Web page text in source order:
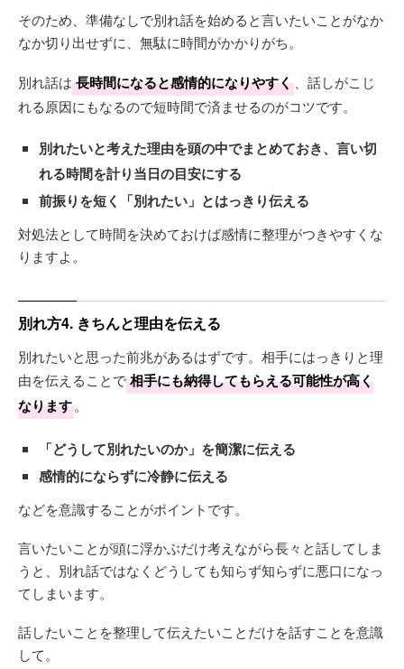
そのため、準備なしで別れ話を始めると言いたいことがなか
なか切り出せずに、無駄に時間がかかりがち。
別れ話は 長時間になると感情的になりやすく 、話しがこじ
れる原因にもなるので短時間で済ませるのがコツです。
別れたいと考えた理由を頭の中でまとめておき、言い切
れる時間を計り当日の目安にする
前振りを短く「別れたい」とはっきり伝える
対処法として時間を決めておけば感情に整理がつきやすくな
りますよ。
別れ方4. きちんと理由を伝える
別れたいと思った前兆があるはずです。相手にはっきりと理
由を伝えることで相手にも納得してもらえる可能性が高く
なります。
「どうして別れたいのか」を簡潔に伝える
感情的にならずに冷静に伝える
などを意識することがポイントです。
言いたいことが頭に浮かぶだけ考えながら長々と話してしま
うと、別れ話ではなくどうしても知らず知らずに悪口になっ
てしまいます。
話したいことを整理して伝えたいことだけを話すことを意識
して。